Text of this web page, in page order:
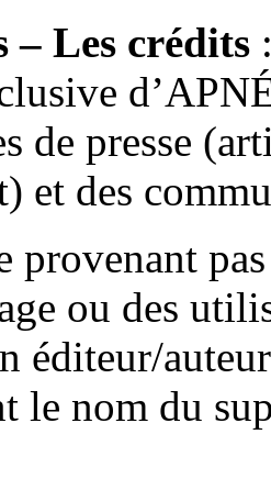
– Les crédits
de presse
et des
provenant
ou des
éditeur/
le nom du